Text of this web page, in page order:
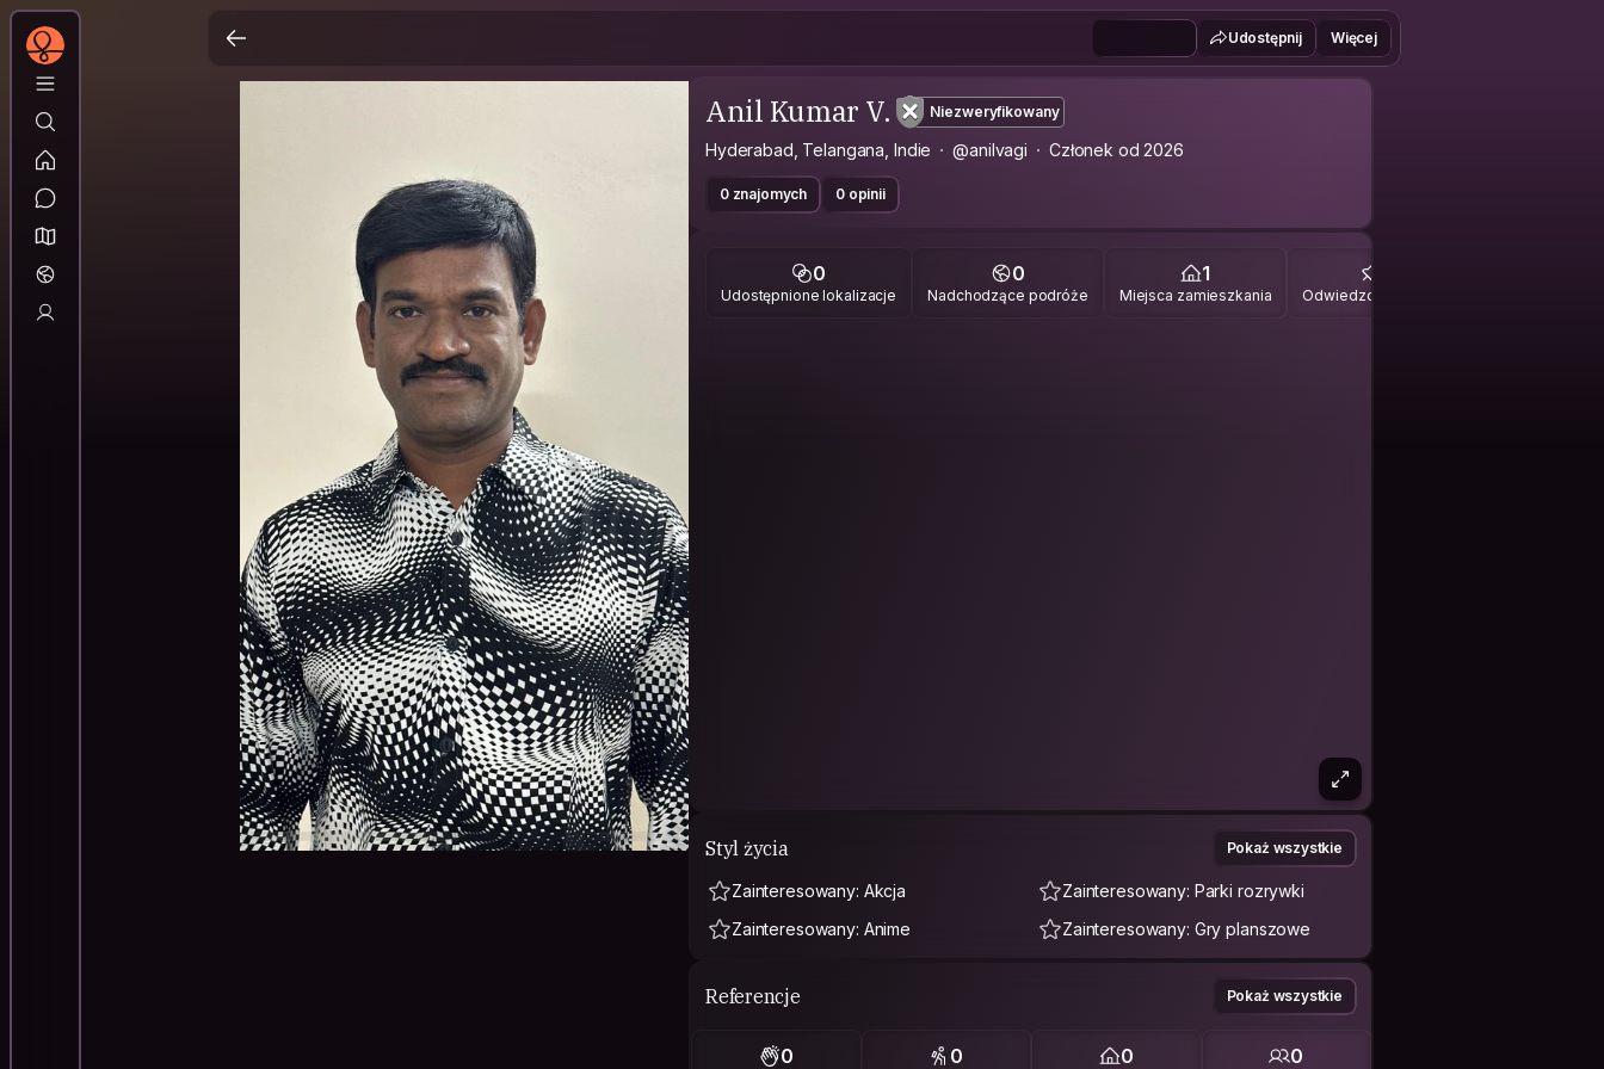
Udostępnij Więcej
Anil Kumar V. Niezweryfikowany
Hyderabad, Telangana, Indie @anilvagi Członek od 2026
0 znajomych 0 opinii
0
Udostępnione lokalizacje
0
Nadchodzące podróże
1
Miejsca zamieszkania Odwiedzone miejsca
Styl życia Pokaż wszystkie
Zainteresowany: Akcja
Zainteresowany: Parki rozrywki
Zainteresowany: Anime
Zainteresowany: Gry planszowe
Referencje Pokaż wszystkie
0 0 0 0